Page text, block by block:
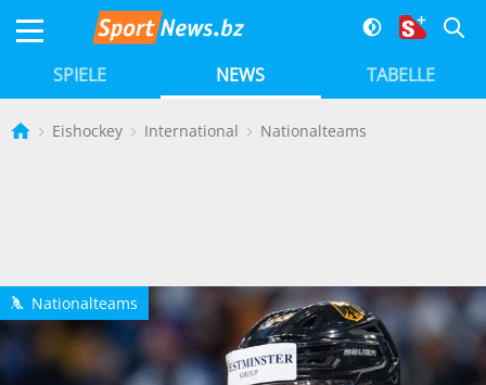
SPIELE NEWS TABELLE
Eishockey International Nationalteams
h Nationalteams